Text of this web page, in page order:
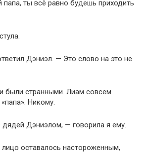
ты всё равно будешь приходить
Дэниэл. — Это слово на это не
были странными. Лиам совсем
Никому.
Дэниэлом, — говорила я ему.
оставалось настороженным,